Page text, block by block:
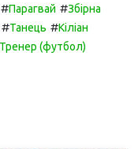
#Парагвай #Збірна
#Танець #Кіліан
Тренер (футбол)